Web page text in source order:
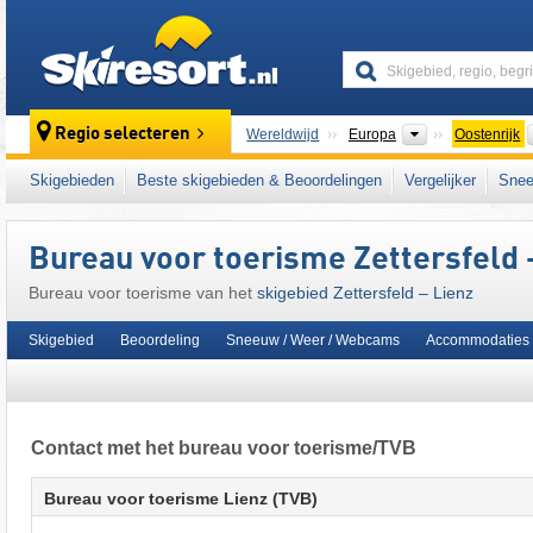
Regio selecteren Wereldwijd Europa Continenten
Oostenrijk
Dit skigebied ligt ook in: Schobergroep Lienz
het westen van Oostenrijk
Oostenrijkse Alpen
Skigebieden Beste skigebieden & Beoordelingen Vergelijker
Bureau voor toerisme Zettersfeld
Bureau voor toerisme van het skigebied Zettersfeld – Lienz
Skigebied Beoordeling Sneeuw / Weer / Webcams Accommodaties
Contact met het bureau voor toerisme/TVB
Bureau voor toerisme Lienz (TVB)